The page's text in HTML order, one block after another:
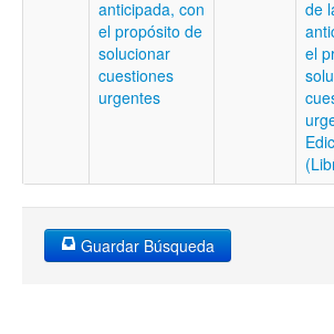
anticipada, con
el propósito de
solucionar
cuestiones
urgentes
de
el
Guardar Búsqueda